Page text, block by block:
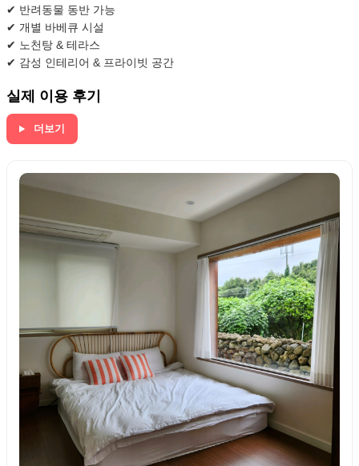
✔ 반려동물 동반 가능
✔ 개별 바베큐 시설
✔ 노천탕 & 테라스
✔ 감성 인테리어 & 프라이빗 공간
실제 이용 후기
더보기